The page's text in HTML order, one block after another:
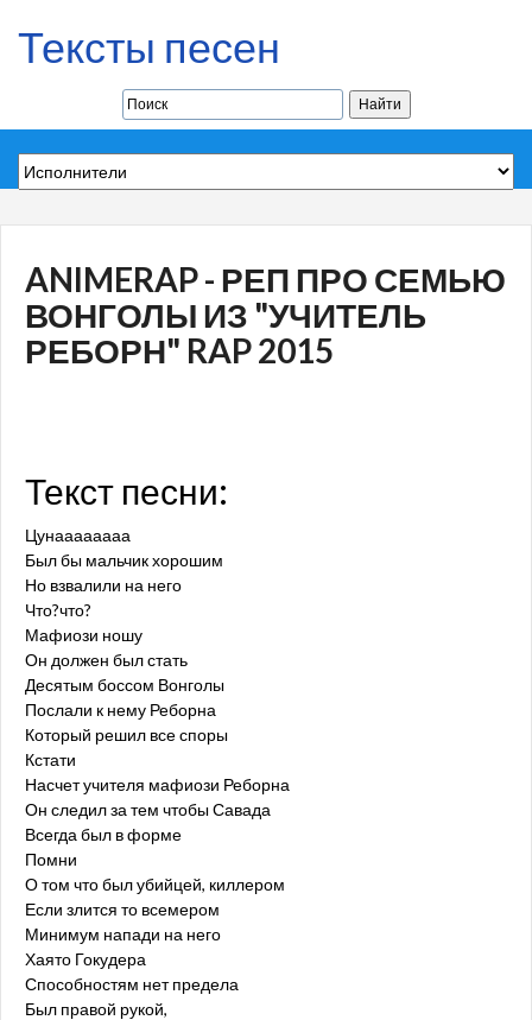
Тексты песен
ANIMERAP - РЕП ПРО СЕМЬЮ
ВОНГОЛЫ ИЗ "УЧИТЕЛЬ
РЕБОРН" RAP 2015
Текст песни:
Цунаааааааа
Был бы мальчик хорошим
Но взвалили на него
Что?что?
Мафиози ношу
Он должен был стать
Десятым боссом Вонголы
Послали к нему Реборна
Который решил все споры
Кстати
Насчет учителя мафиози Реборна
Он следил за тем чтобы Савада
Всегда был в форме
Помни
О том что был убийцей, киллером
Если злится то всемером
Минимум напади на него
Хаято Гокудера
Способностям нет предела
Был правой рукой,